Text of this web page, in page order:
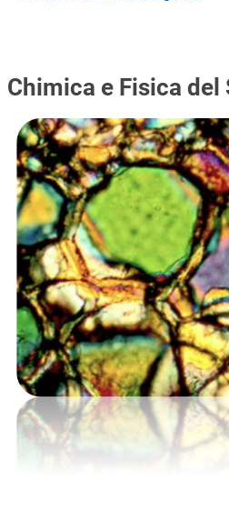
Chimica e Fisica del
Immagine